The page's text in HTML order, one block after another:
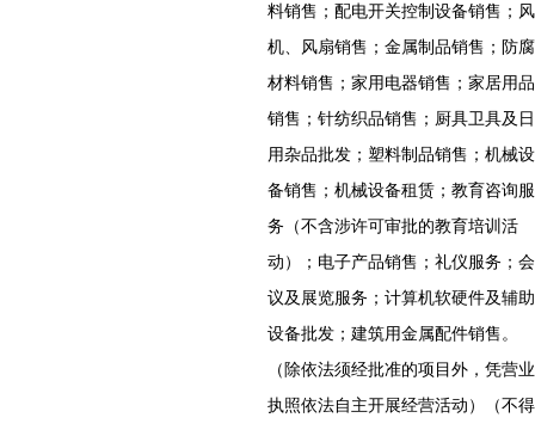
料销售；配电开关控制设备销售；风
机、风扇销售；金属制品销售；防腐
材料销售；家用电器销售；家居用品
销售；针纺织品销售；厨具卫具及日
用杂品批发；塑料制品销售；机械设
备销售；机械设备租赁；教育咨询服
务（不含涉许可审批的教育培训活
动）；电子产品销售；礼仪服务；会
议及展览服务；计算机软硬件及辅助
设备批发；建筑用金属配件销售。
（除依法须经批准的项目外，凭营业
执照依法自主开展经营活动）（不得